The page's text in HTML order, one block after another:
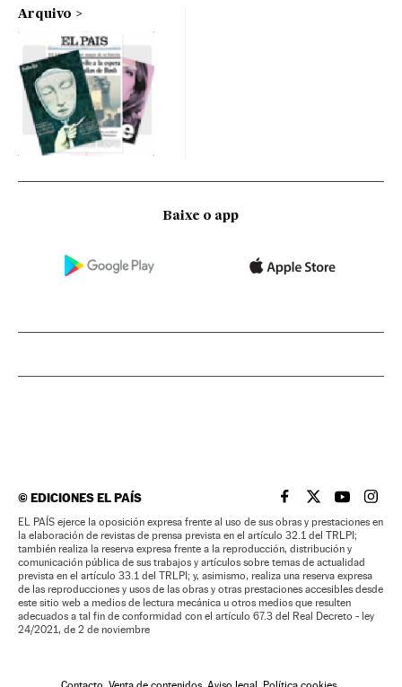
Arquivo
Baixe o app
©EDICIONES EL PAÍS EL PAÍS BRASIL EN
EL PAÍSEL PAÍS
EL
EL PAÍS ejerce la oposición expresa frente al uso de sus obras y prestaciones en
la elaboración de revistas de prensa prevista en el artículo 32.1 del TRLPI;
también realiza la reserva expresa frente a la reproducción, distribución y
comunicación pública de sus trabajos y artículos sobre temas de actualidad
prevista en el artículo 33.1 del TRLPI; y, asimismo, realiza una reserva expresa
de las reproducciones y usos de las obras y otras prestaciones accesibles desde
este sitio web a medios de lectura mecánica u otros medios que resulten
adecuados a tal fin de conformidad con el artículo 67.3 del Real Decreto - ley
24/2021, de 2 de noviembre